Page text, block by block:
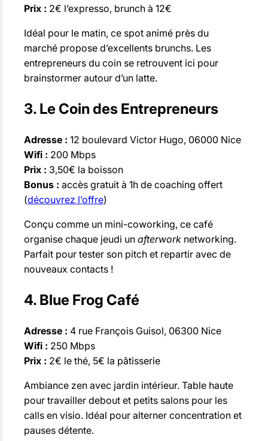
Prix : 2€ l’expresso, brunch à 12€
Idéal pour le matin, ce spot animé près du
marché propose d’excellents brunchs. Les
entrepreneurs du coin se retrouvent ici pour
brainstormer autour d’un latte.
3. Le Coin des Entrepreneurs
Adresse : 12 boulevard Victor Hugo, 06000 Nice
Wifi : 200 Mbps
Prix : 3,50€ la boisson
Bonus : accès gratuit à 1h de coaching offert
(découvrez l’offre)
Conçu comme un mini-coworking, ce café
organise chaque jeudi un afterwork networking.
Parfait pour tester son pitch et repartir avec de
nouveaux contacts !
4. Blue Frog Café
Adresse : 4 rue François Guisol, 06300 Nice
Wifi : 250 Mbps
Prix : 2€ le thé, 5€ la pâtisserie
Ambiance zen avec jardin intérieur. Table haute
pour travailler debout et petits salons pour les
calls en visio. Idéal pour alterner concentration et
pauses détente.